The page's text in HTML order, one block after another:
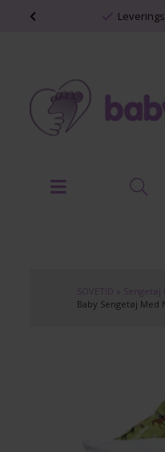
SOVETID Sengetøj
Baby Sengetøj Med